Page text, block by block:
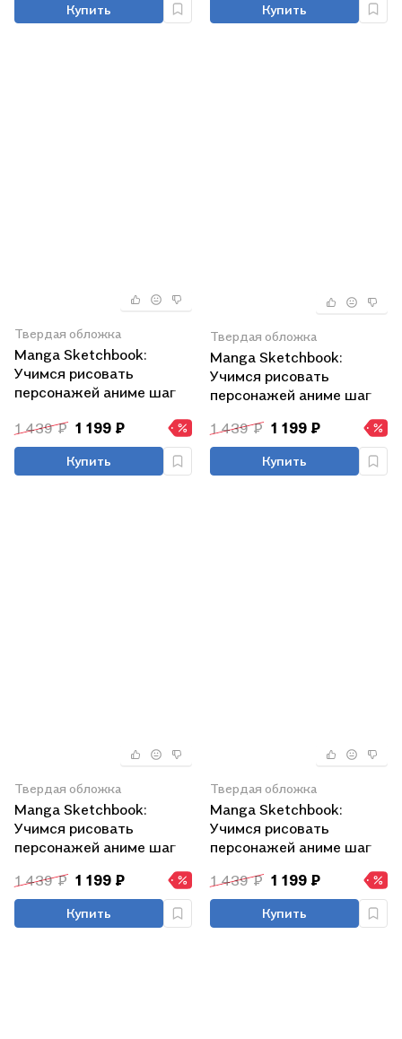
Купить Купить
Твердая обложка
Manga Sketchbook:
Учимся рисовать
персонажей аниме шаг
1 439 ₽ 1 199 ₽
Купить
Твердая обложка
Manga Sketchbook:
Учимся рисовать
персонажей аниме шаг
1 439 ₽ 1 199 ₽
Купить
Твердая обложка
Manga Sketchbook:
Учимся рисовать
персонажей аниме шаг
1 439 ₽ 1 199 ₽
Купить
Твердая обложка
Manga Sketchbook:
Учимся рисовать
персонажей аниме шаг
1 439 ₽ 1 199 ₽
Купить